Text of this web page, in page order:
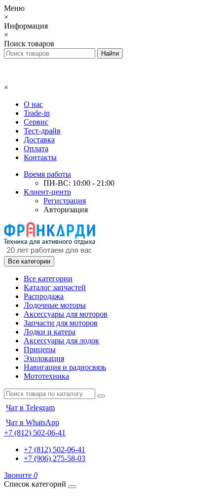
Меню
×
Информация
×
Поиск товаров
×
О нас
Trade-in
Сервис
Тест-драйв
Доставка
Оплата
Контакты
Время работы
ПН-ВС: 10:00 - 21:00
Клиент-центр
Регистрация
Авторизация
Все категории
Все категории
Каталог запчастей
Распродажа
Лодочные моторы
Аксессуары для моторов
Запчасти для моторов
Лодки и катера
Аксессуары для лодок
Прицепы
Эхолокация
Навигация и радиосвязь
Мототехника
Чат в Telegram
Чат в WhatsApp
+7 (812) 502-06-41
+7 (812) 502-06-41
+7 (906) 275-58-03
Звоните 0
Список категорий